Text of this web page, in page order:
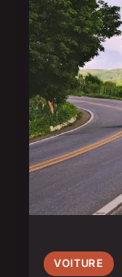
VOITURE